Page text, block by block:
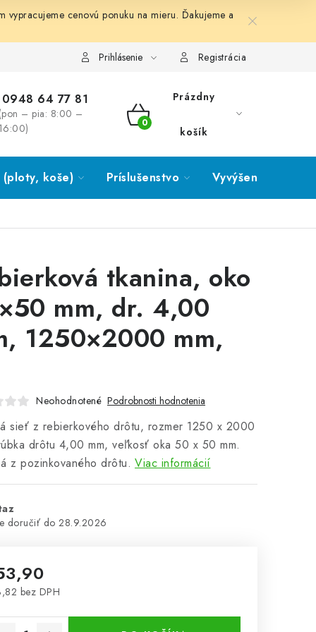
vypracujeme cenovú ponuku na mieru. Ďakujeme a
Prihlásenie Registrácia
64 77 81
– pia: 8:00 –
NÁKUPNÝ
Prázdny
košík
koše) Príslušenstvo Vyvýšené záhony
tkanina, oko
mm, dr. 4,00
1250×2000 mm,
Neohodnotené Podrobnosti hodnotenia
sieť z rebierkového drôtu, rozmer 1250 x 2000
drôtu 4,00 mm, veľkosť oka 50 x 50 mm.
z pozinkovaného drôtu. Viac informácií
28.9.2026
bez DPH